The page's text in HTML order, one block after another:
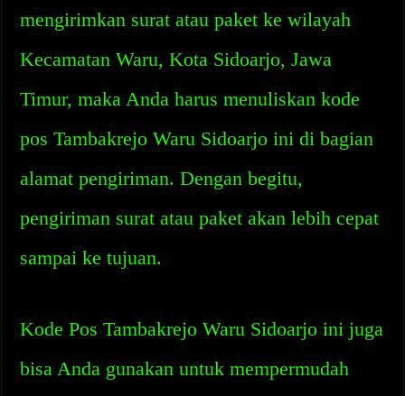
mengirimkan surat atau paket ke wilayah
Kecamatan Waru, Kota Sidoarjo, Jawa
Timur, maka Anda harus menuliskan kode
pos Tambakrejo Waru Sidoarjo ini di bagian
alamat pengiriman. Dengan begitu,
pengiriman surat atau paket akan lebih cepat
sampai ke tujuan.
Kode Pos Tambakrejo Waru Sidoarjo ini juga
bisa Anda gunakan untuk mempermudah